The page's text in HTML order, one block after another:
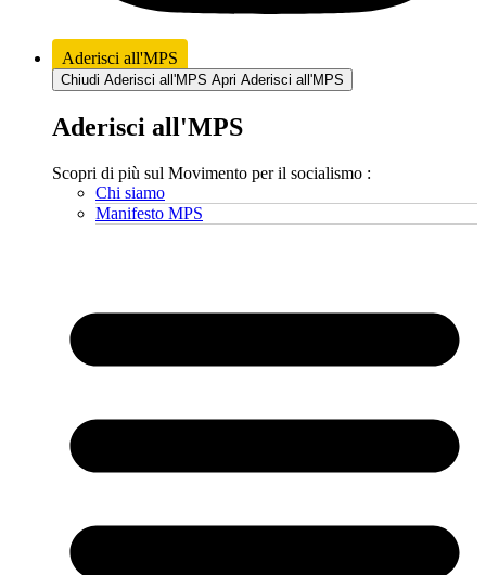
Aderisci all'MPS
Chiudi Aderisci all'MPS Apri Aderisci all'MPS
Aderisci all'MPS
Scopri di più sul Movimento per il socialismo :
Chi siamo
Manifesto MPS